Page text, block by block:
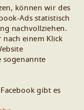
können wir des
Ads statistisch
nachvollziehen.
nach einem Klick
sogenannte
gibt es